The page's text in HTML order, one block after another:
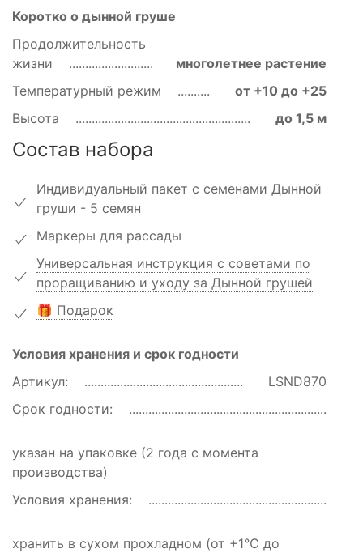
Коротко о дынной груше
Продолжительность
жизни
многолетнее растение
Температурный режим
от +10 до +25
Высота
до 1,5 м
Состав набора
Индивидуальный пакет с семенами Дынной
груши - 5 семян
Маркеры для рассады
Универсальная инструкция с советами по
проращиванию и уходу за Дынной грушей
🎁 Подарок
Условия хранения и срок годности
Артикул:
LSND870
Срок годности:
указан на упаковке (2 года с момента
производства)
Условия хранения:
хранить в сухом прохладном (от +1℃ до